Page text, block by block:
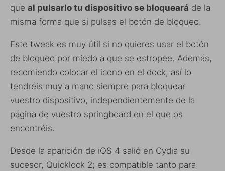
que al pulsarlo tu dispositivo se bloqueará de la
misma forma que si pulsas el botón de bloqueo.
Este tweak es muy útil si no quieres usar el botón
de bloqueo por miedo a que se estropee. Además,
recomiendo colocar el icono en el dock, así lo
tendréis muy a mano siempre para bloquear
vuestro dispositivo, independientemente de la
página de vuestro springboard en el que os
encontréis.
Desde la aparición de iOS 4 salió en Cydia su
sucesor, Quicklock 2; es compatible tanto para